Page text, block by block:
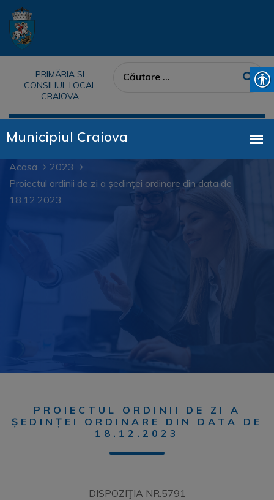
PRIMĂRIA SI
CONSILIUL LOCAL
CRAIOVA
Acasa
2023
Proiectul ordinii de zi a ședinței ordinare din data de
18.12.2023
PROIECTUL ORDINII DE ZI A
ȘEDINȚEI ORDINARE DIN DATA DE
18.12.2023
DISPOZIŢIA NR.5791